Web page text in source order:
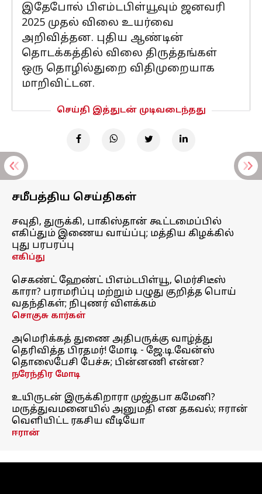
இதேபோல் பிஎம்டபிள்யூவும் ஜனவரி
2025 முதல் விலை உயர்வை
அறிவித்தன. புதிய ஆண்டின்
தொடக்கத்தில் விலை திருத்தங்கள்
ஒரு தொழில்துறை விதிமுறையாக
மாறிவிட்டன.
செய்தி இத்துடன் முடிவடைந்தது
சமீபத்திய செய்திகள்
சவுதி, துருக்கி, பாகிஸ்தான் கூட்டமைப்பில்
எகிப்தும் இணைய வாய்ப்பு; மத்திய கிழக்கில்
புது பரபரப்பு
எகிப்து
செகண்ட் ஹேண்ட் பிஎம்டபிள்யூ, மெர்சிடீஸ்
காரா? பராமரிப்பு மற்றும் பழுது குறித்த பொய்
வதந்திகள்; நிபுணர் விளக்கம்
சொகுசு கார்கள்
அமெரிக்கத் துணை அதிபருக்கு வாழ்த்து
தெரிவித்த பிரதமர்! மோடி - ஜே.டி.வேன்ஸ்
தொலைபேசி பேச்சு; பின்னணி என்ன?
நரேந்திர மோடி
உயிருடன் இருக்கிறாரா முஜ்தபா கமேனி?
மருத்துவமனையில் அனுமதி என தகவல்; ஈரான்
வெளியிட்ட ரகசிய வீடியோ
ஈரான்